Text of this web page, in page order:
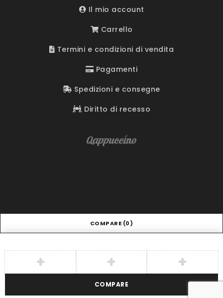
Il mio account
Carrello
Termini e condizioni di vendita
Pagamenti
Spedizioni e consegne
Diritto di recesso
COMPARE (0)
COMPARE